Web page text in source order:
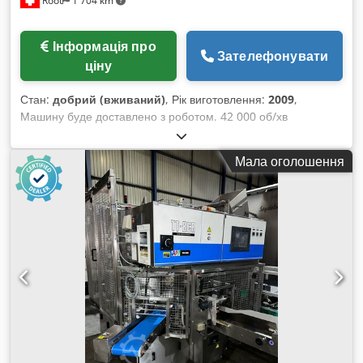
ціну
Зателефонувати
Стан: добрий (вживаний), Рік виготовлення: 2009,
Машину буде доставлено з роботом. 42 000 об/хв
Мала оголошення